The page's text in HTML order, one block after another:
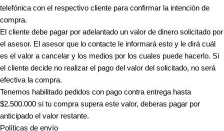
telefónica con el respectivo cliente para confirmar la intención de
compra.
El cliente debe pagar por adelantado un valor de dinero solicitado por
el asesor. El asesor que lo contacte le informará esto y le dirá cuál
es el valor a cancelar y los medios por los cuales puede hacerlo. Si
el cliente decide no realizar el pago del valor del solicitado, no será
efectiva la compra.
Tenemos habilitado pedidos con pago contra entrega hasta
$2.500.000 si tu compra supera este valor, deberas pagar por
anticipado el valor restante.
Políticas de envío